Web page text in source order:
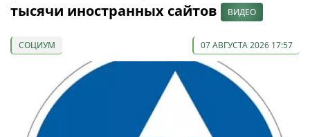
тысячи иностранных сайтов
ВИДЕО
СОЦИУМ 07 АВГУСТА 2026 17:57